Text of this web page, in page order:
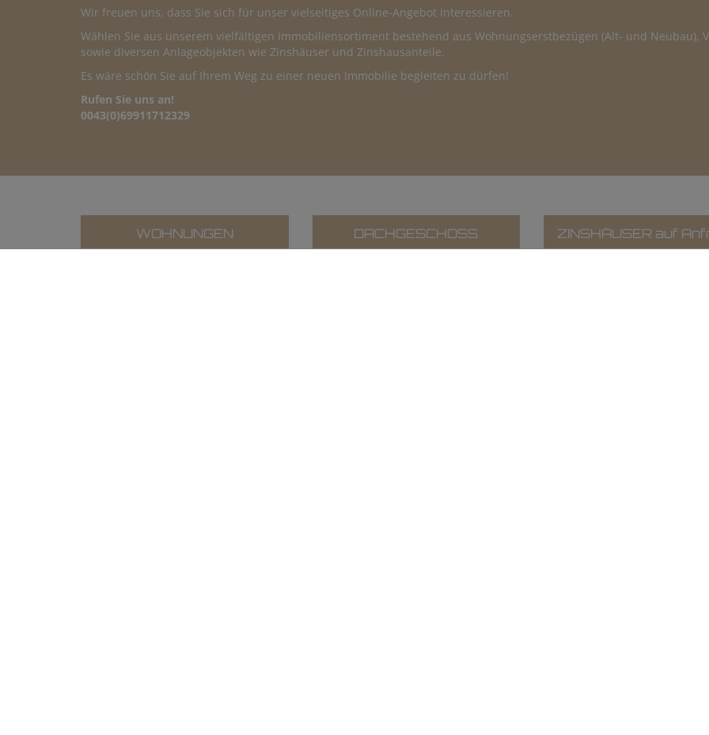
Wir freuen uns, dass Sie sich für unser vielseitiges Online-Angebot interessieren.
Wählen Sie aus unserem vielfältigen Immobiliensortiment bestehend aus Wohnungserstbezügen (Alt- und Neubau),
sowie diversen Anlageobjekten wie Zinshäuser und Zinshausanteile.
Es wäre schön Sie auf Ihrem Weg zu einer neuen Immobilie begleiten zu dürfen!
Rufen Sie uns an!
0043(0)69911712329
WOHNUNGEN DACHGESCHOSS ZINSHÄUSER auf